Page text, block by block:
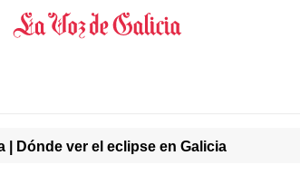
| Dónde ver el eclipse en Galicia